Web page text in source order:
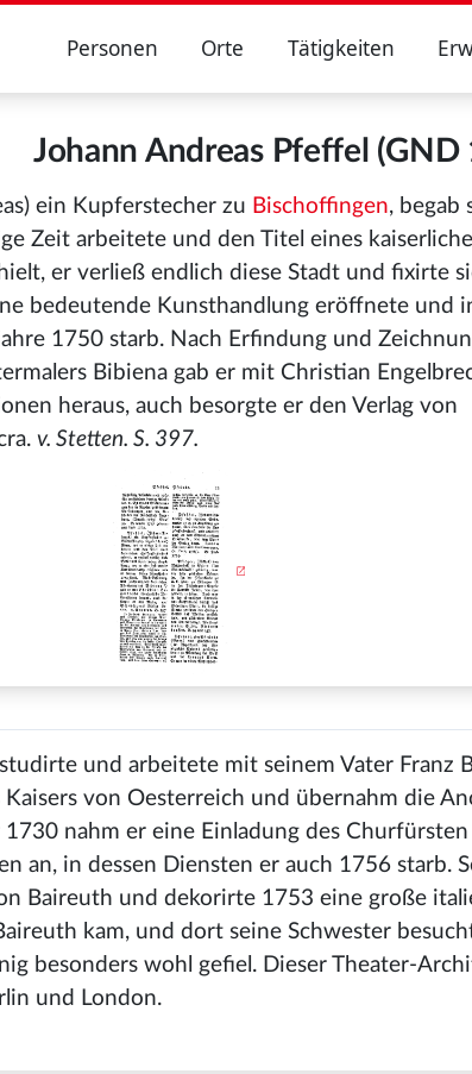
Personen Orte Tätigkeiten
Johann Andreas Pfeffel (GND
ein Kupferstecher zu Bischoffingen, begab
Zeit arbeitete und den Titel eines
er verließ endlich diese Stadt und fixirte
bedeutende Kunsthandlung eröffnete und
1750 starb. Nach Erfindung und
Bibiena gab er mit Christian
heraus, auch besorgte er den Verlag von
v. Stetten. S. 397.
und arbeitete mit seinem Vater Franz
von Oesterreich und übernahm die
1730 nahm er eine Einladung des
an, in dessen Diensten er auch 1756 starb.
Baireuth und dekorirte 1753 eine große
kam, und dort seine Schwester
besonders wohl gefiel. Dieser Theater-
und London.